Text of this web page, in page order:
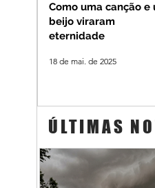
Como uma canção e
beijo viraram
eternidade
18 de mai. de 2025
ÚLTIMAS